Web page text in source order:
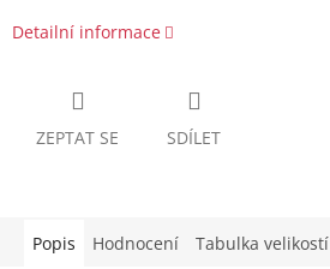
Detailní informace
ZEPTAT SE SDÍLET
Popis Hodnocení Tabulka velikostí